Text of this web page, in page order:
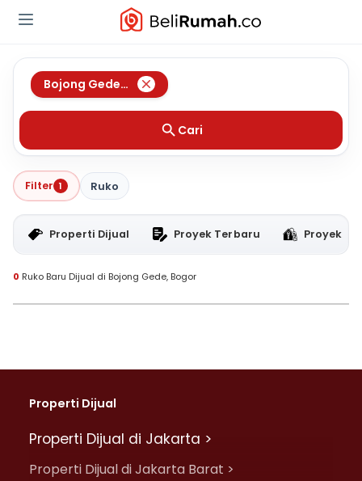
Bojong Gede
,Bogor
Cari
Filter 1 Ruko
Properti Dijual Proyek Terbaru Proyek
0 Ruko Baru Dijual di Bojong Gede, Bogor
Properti Dijual
Properti Dijual di Jakarta >
Properti Dijual di Jakarta Barat >